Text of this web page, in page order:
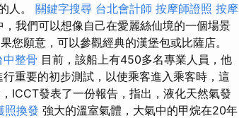
人。 關鍵字搜尋 台北會計師 按摩師證照 按摩
我們可以想像自己在愛麗絲仙境的一個場景
您願意，可以參觀經典的漢堡包或比薩店。
中整骨 目前，該船上有450多名專業人員，他
重要的初步測試，以使乘客進入乘客時，這
ICCT發表了一份報告，指出，液化天然氣發
照換發 強大的溫室氣體，大氣中的甲烷在20年